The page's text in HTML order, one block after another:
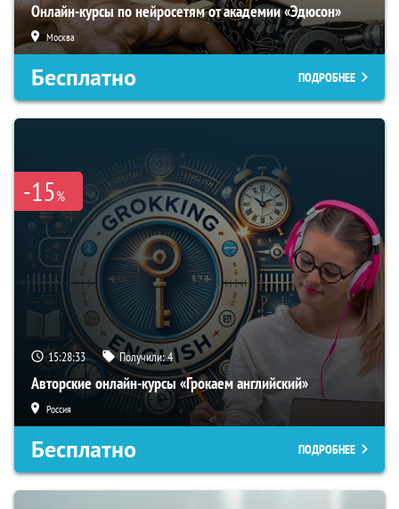
Онлайн-курсы по нейросетям от академии «Эдюсон»
Москва
Бесплатно ПОДРОБНЕЕ
-15%
15:28:32 Получили:4
Авторские онлайн-курсы «Грокаем английский»
Россия
Бесплатно ПОДРОБНЕЕ